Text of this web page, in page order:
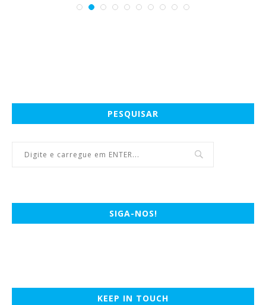
PESQUISAR
SIGA-NOS!
KEEP IN TOUCH